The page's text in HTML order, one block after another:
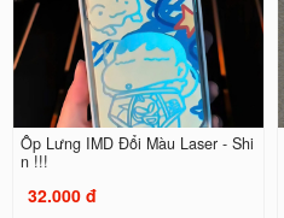
Ốp Lưng IMD Đổi Màu Laser - Shi
n !!!
32.000 đ